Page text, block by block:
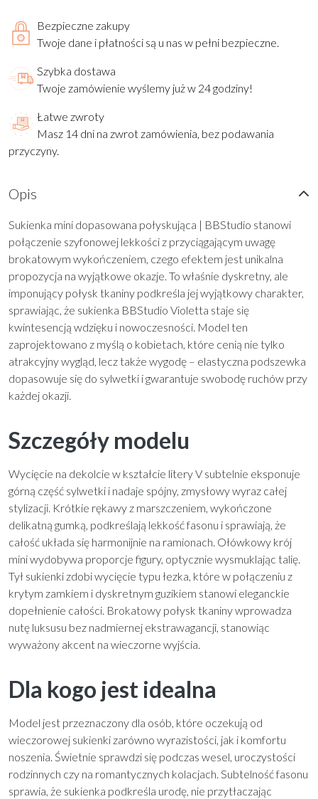
Bezpieczne zakupy
Twoje dane i płatności są u nas w pełni bezpieczne.
Szybka dostawa
Twoje zamówienie wyślemy już w 24 godziny!
Łatwe zwroty
Masz 14 dni na zwrot zamówienia, bez podawania
przyczyny.
Opis
Sukienka mini dopasowana połyskująca | BBStudio stanowi
połączenie szyfonowej lekkości z przyciągającym uwagę
brokatowym wykończeniem, czego efektem jest unikalna
propozycja na wyjątkowe okazje. To właśnie dyskretny, ale
imponujący połysk tkaniny podkreśla jej wyjątkowy charakter,
sprawiając, że sukienka BBStudio Violetta staje się
kwintesencją wdzięku i nowoczesności. Model ten
zaprojektowano z myślą o kobietach, które cenią nie tylko
atrakcyjny wygląd, lecz także wygodę – elastyczna podszewka
dopasowuje się do sylwetki i gwarantuje swobodę ruchów przy
każdej okazji.
Szczegóły modelu
Wycięcie na dekolcie w kształcie litery V subtelnie eksponuje
górną część sylwetki i nadaje spójny, zmysłowy wyraz całej
stylizacji. Krótkie rękawy z marszczeniem, wykończone
delikatną gumką, podkreślają lekkość fasonu i sprawiają, że
całość układa się harmonijnie na ramionach. Ołówkowy krój
mini wydobywa proporcje figury, optycznie wysmuklając talię.
Tył sukienki zdobi wycięcie typu łezka, które w połączeniu z
krytym zamkiem i dyskretnym guzikiem stanowi eleganckie
dopełnienie całości. Brokatowy połysk tkaniny wprowadza
nutę luksusu bez nadmiernej ekstrawagancji, stanowiąc
wyważony akcent na wieczorne wyjścia.
Dla kogo jest idealna
Model jest przeznaczony dla osób, które oczekują od
wieczorowej sukienki zarówno wyrazistości, jak i komfortu
noszenia. Świetnie sprawdzi się podczas wesel, uroczystości
rodzinnych czy na romantycznych kolacjach. Subtelność fasonu
sprawia, że sukienka podkreśla urodę, nie przytłaczając